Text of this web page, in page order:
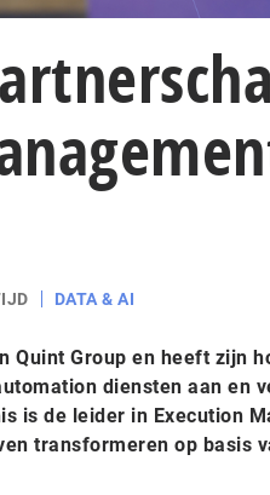
DATA & AI
Quint Group en heeft zijn
diensten aan en
is de leider in Execution
transformeren op basis